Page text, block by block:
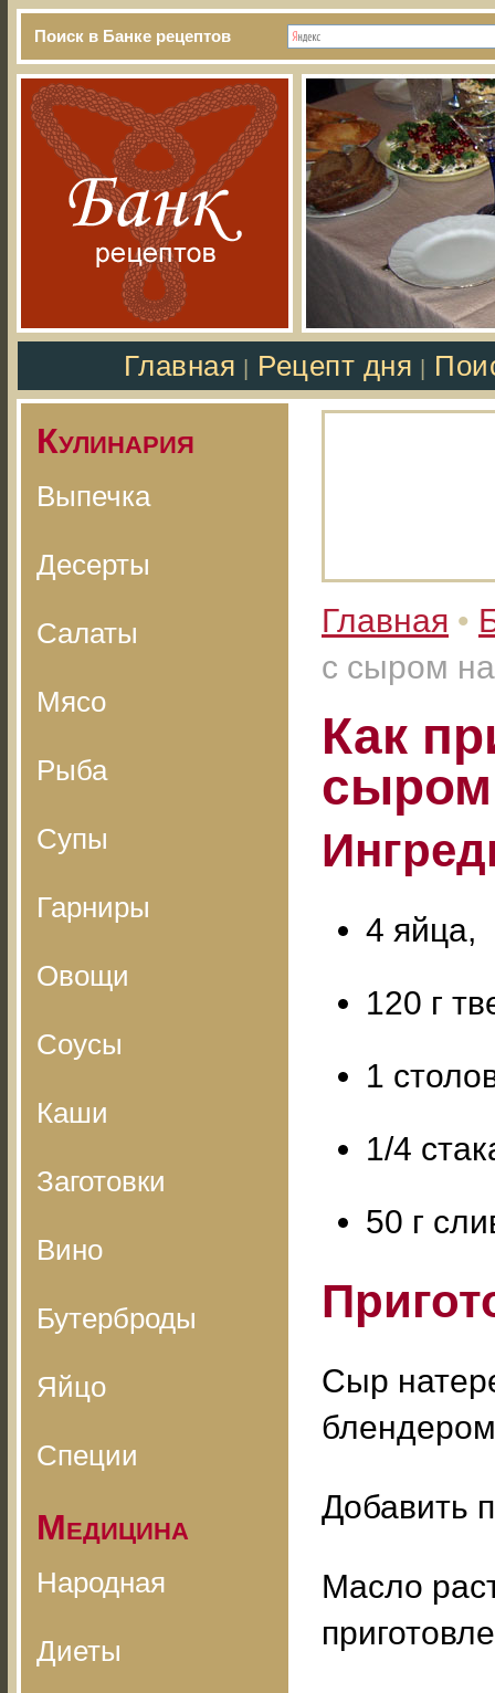
Поиск в Банке рецептов
Главная Рецепт дня
Кулинария
Выпечка
Десерты
Салаты
Мясо
Рыба
Супы
Гарниры
Овощи
Соусы
Каши
Заготовки
Вино
Бутерброды
Яйцо
Специи
Медицина
Народная
Диеты
Главная •
с сыром
Как
сыром
4 яйца,
120 г
1
1/4
50 г
Сыр
Добавить
Масло